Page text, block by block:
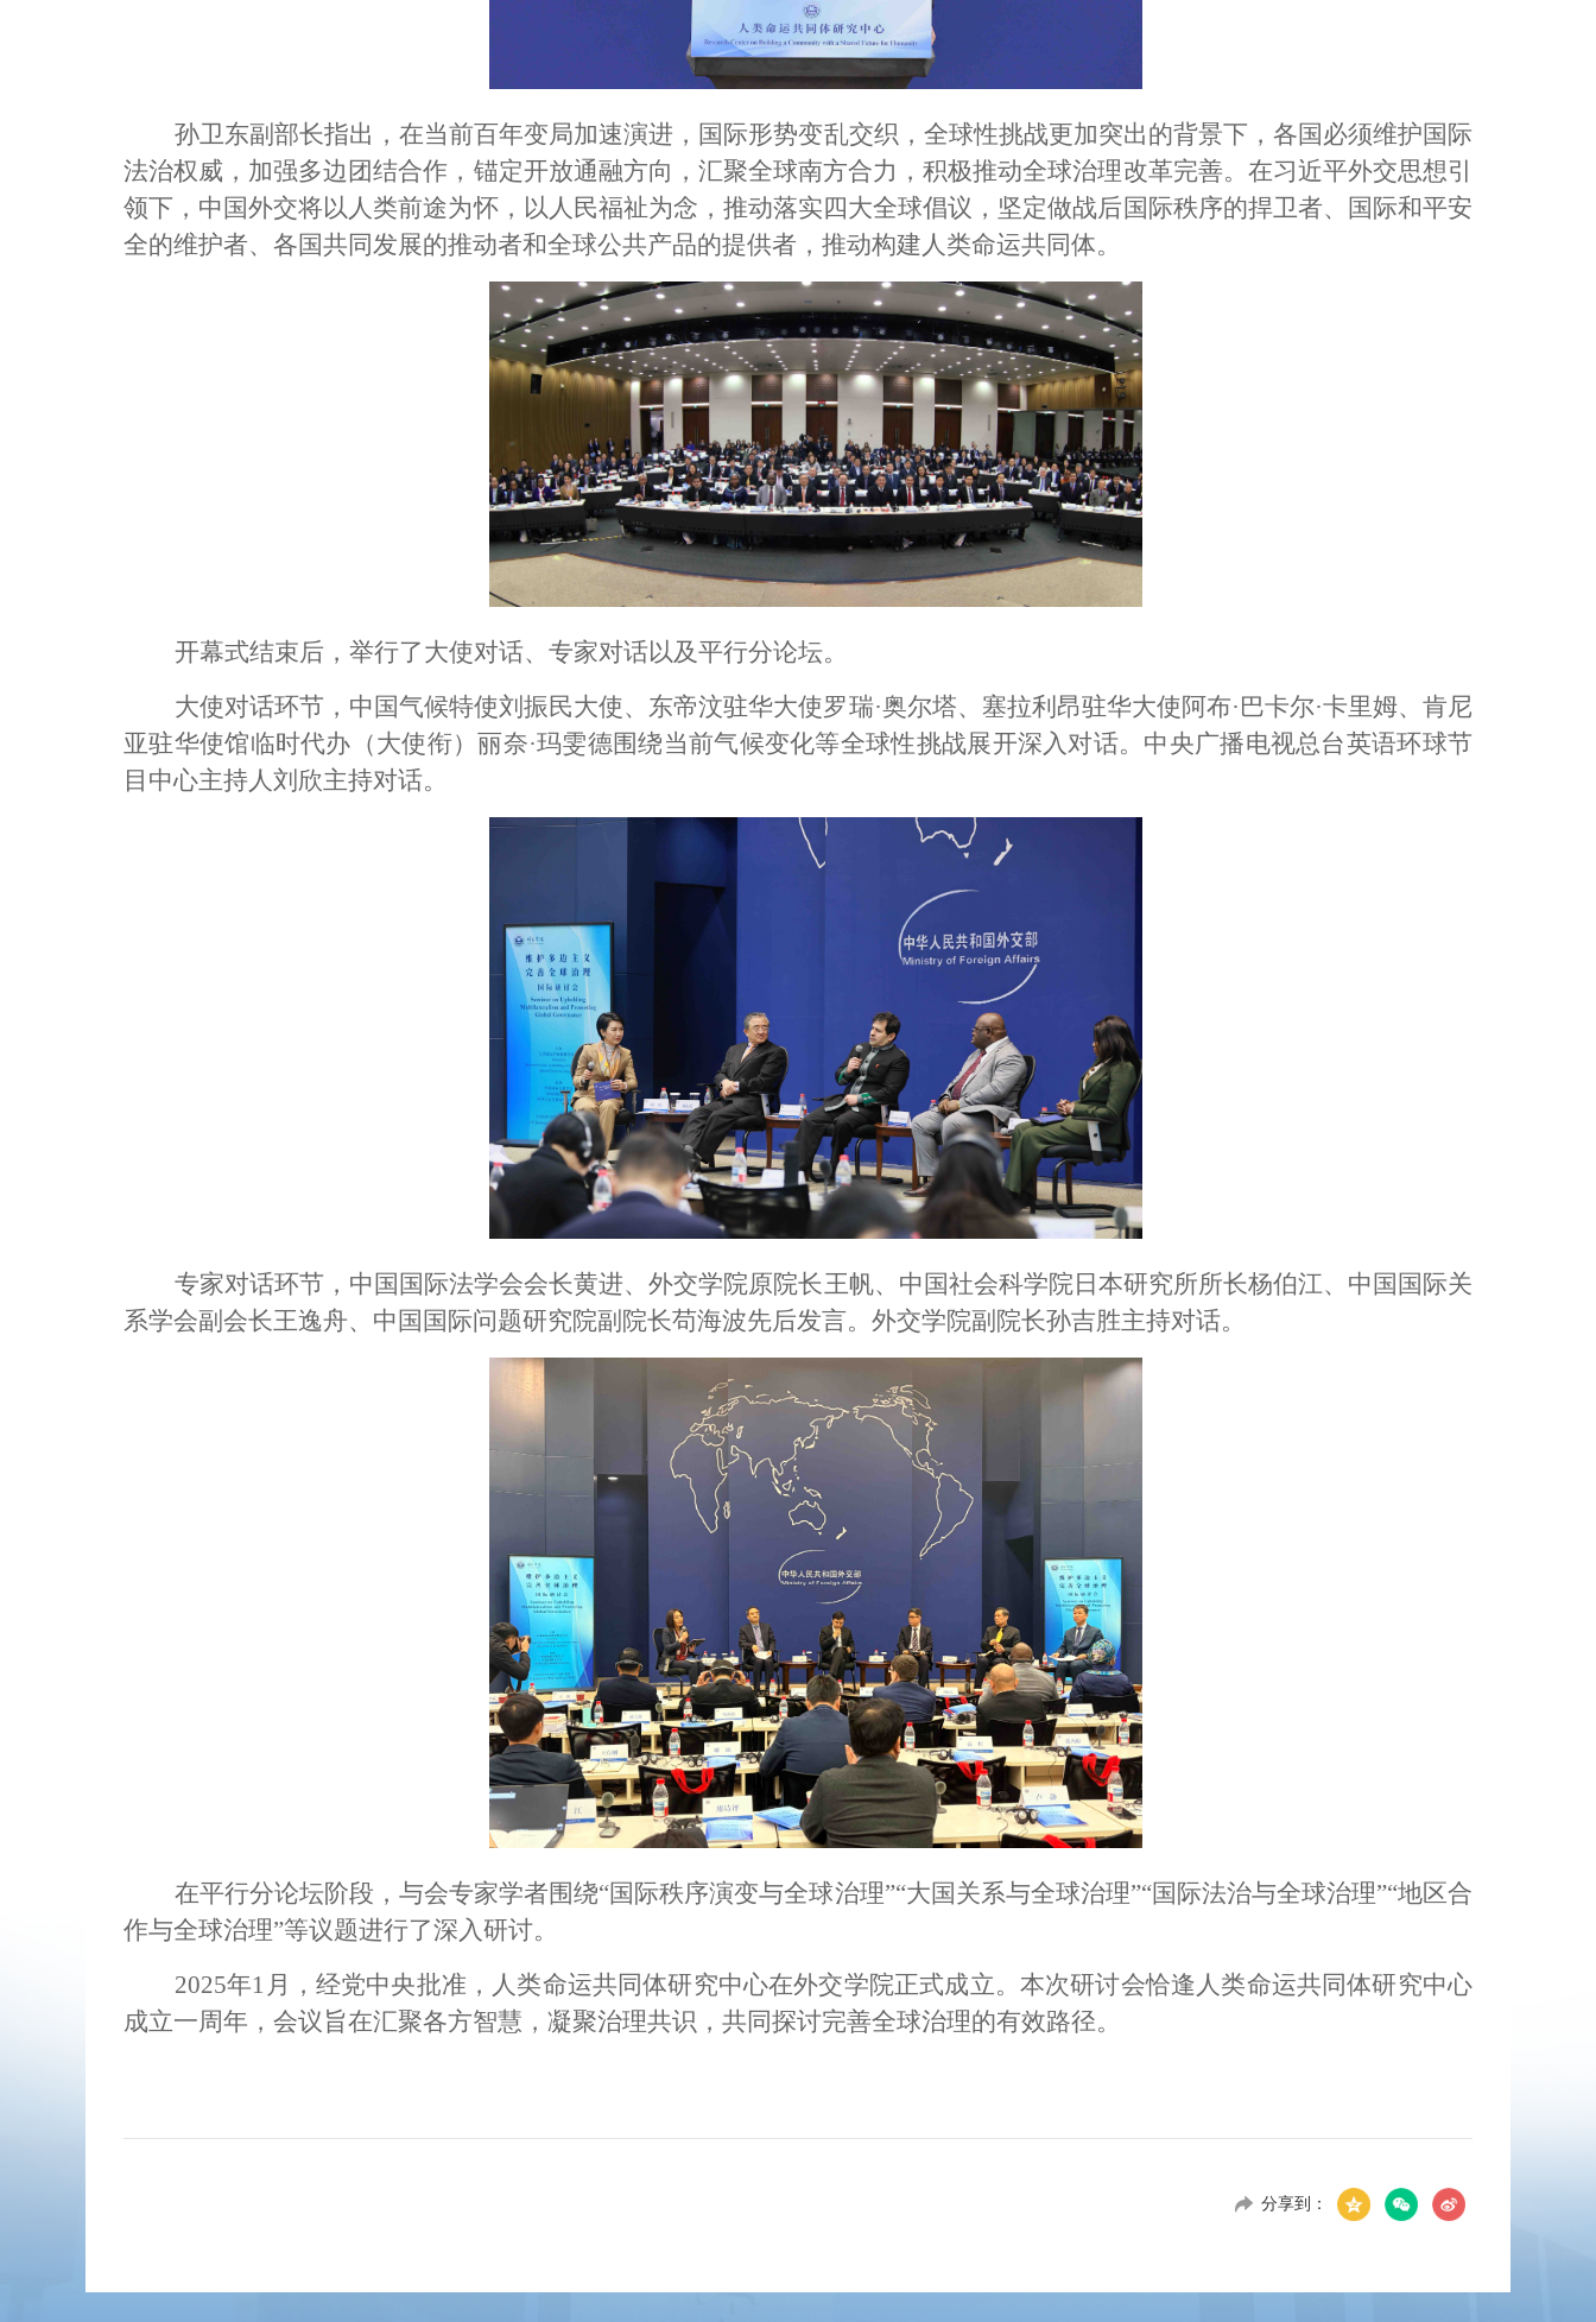
孙卫东副部长指出，在当前百年变局加速演进，国际形势变乱交织，全球性挑战更加突出的背景下，各国必须维护国际
法治权威，加强多边团结合作，锚定开放通融方向，汇聚全球南方合力，积极推动全球治理改革完善。在习近平外交思想引
领下，中国外交将以人类前途为怀，以人民福祉为念，推动落实四大全球倡议，坚定做战后国际秩序的捍卫者、国际和平安
全的维护者、各国共同发展的推动者和全球公共产品的提供者，推动构建人类命运共同体。
开幕式结束后，举行了大使对话、专家对话以及平行分论坛。
大使对话环节，中国气候特使刘振民大使、东帝汶驻华大使罗瑞·奥尔塔、塞拉利昂驻华大使阿布·巴卡尔·卡里姆、肯尼
亚驻华使馆临时代办（大使衔）丽奈·玛雯德围绕当前气候变化等全球性挑战展开深入对话。中央广播电视总台英语环球节
目中心主持人刘欣主持对话。
专家对话环节，中国国际法学会会长黄进、外交学院原院长王帆、中国社会科学院日本研究所所长杨伯江、中国国际关
系学会副会长王逸舟、中国国际问题研究院副院长苟海波先后发言。外交学院副院长孙吉胜主持对话。
在平行分论坛阶段，与会专家学者围绕“国际秩序演变与全球治理”“大国关系与全球治理”“国际法治与全球治理”“地区合
作与全球治理”等议题进行了深入研讨。
2025年1月，经党中央批准，人类命运共同体研究中心在外交学院正式成立。本次研讨会恰逢人类命运共同体研究中心
成立一周年，会议旨在汇聚各方智慧，凝聚治理共识，共同探讨完善全球治理的有效路径。
分享到：